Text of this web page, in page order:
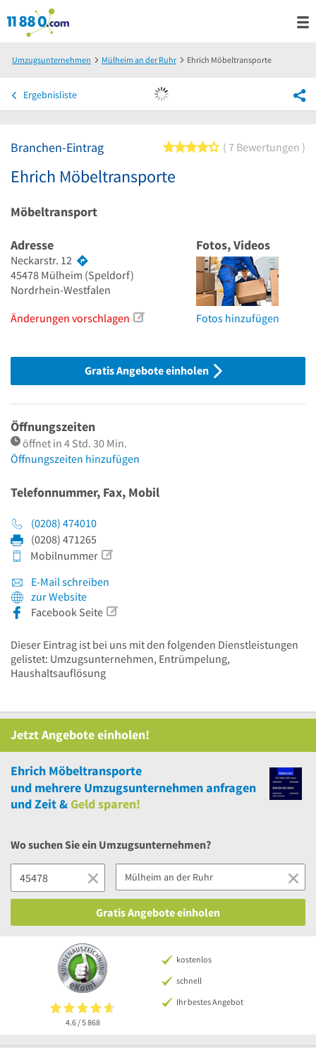
Umzugsunternehmen Mülheim an der Ruhr Ehrich Möbeltransporte
Ergebnisliste
Branchen-Eintrag 4 von 5 Sternen
7 Bewertungen
Ehrich Möbeltransporte
Möbeltransport
Adresse
Neckarstr. 12
45478 Mülheim (Speldorf)
Nordrhein-Westfalen
Änderungen vorschlagen
Fotos, Videos
Fotos hinzufügen
Gratis Angebote einholen
Öffnungszeiten
öffnet in 4 Std. 30 Min.
Öffnungszeiten hinzufügen
Telefonnummer, Fax, Mobil
(0208) 474010
(0208) 471265
Mobilnummer
E-Mail schreiben
zur Website
Facebook Seite
Dieser Eintrag ist bei uns mit den folgenden Dienstleistungen
gelistet: Umzugsunternehmen, Entrümpelung,
Haushaltsauflösung
Jetzt Angebote einholen!
Ehrich Möbeltransporte
und mehrere Umzugsunternehmen anfragen
und Zeit &Geld sparen!
Wo suchen Sie ein Umzugsunternehmen?
Gratis Angebote einholen
4.6 / 5868
kostenlos
schnell
Ihr bestes Angebot